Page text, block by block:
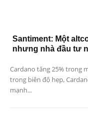
Santiment: Một
nhưng nhà đầu tư
Cardano tăng 25% trong
trong biên độ hẹp,
mạnh...